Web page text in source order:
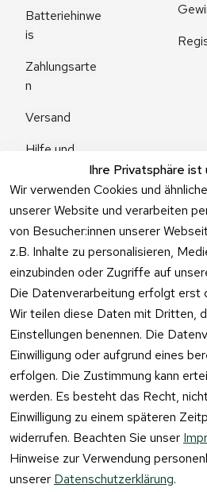
Ihre Privatsphäre ist
Wir verwenden Cookies und
unserer Website und verarbeiten
von Besucher:innen unserer
z.B. Inhalte zu personalisieren,
einzubinden oder Zugriffe auf
Die Datenverarbeitung erfolgt erst
Wir teilen diese Daten mit Dritten,
Einstellungen benennen. Die
Einwilligung oder aufgrund eines
erfolgen. Die Zustimmung kann
werden. Es besteht das Recht,
Einwilligung zu einem späteren
widerrufen. Beachten Sie unser
Hinweise zur Verwendung
unserer Datenschutzerklärung.
Batteriehinwe
is
Zahlungsarte
n
Versand
Hilfe und
Fragen
Vertrag
widerrufen